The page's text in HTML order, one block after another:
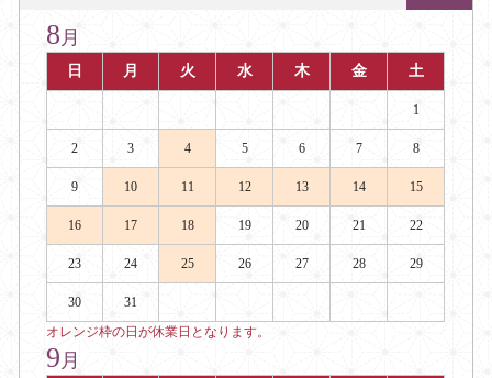
8 月
日 月 火 水 木 金 土
1
2 3 4 5 6 7 8
9 10 11 12 13 14 15
16 17 18 19 20 21 22
23 24 25 26 27 28 29
30
31
オレンジ枠の日が休業日となります。
9 月